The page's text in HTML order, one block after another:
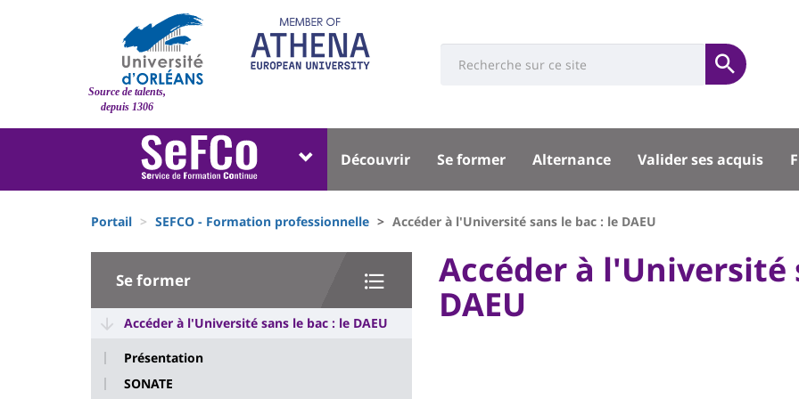
Site
Source de talents,
depuis 1306
Université
Soumettre
Université
Block
liste
des
composantes
Menu
principal
Découvrir Se former Alternance Valider ses acquis
d'Ariane
Portail SEFCO - Formation professionnelle Accéder à l'Université sans le bac : le DAEU
University
Sidebar
Se former
Accéder à l'Université sans le bac : le DAEU
Présentation
SONATE
University
:
Main
Titre
Accéder à l'Université
DAEU